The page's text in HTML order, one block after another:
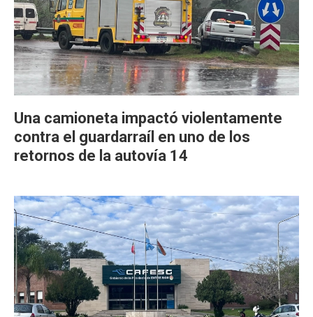
Una camioneta impactó violentamente
contra el guardarraíl en uno de los
retornos de la autovía 14